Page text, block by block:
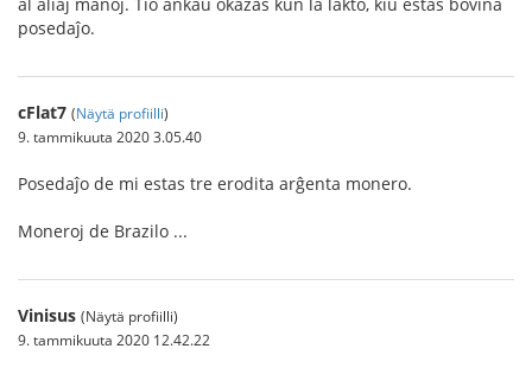
posedaĵo.
cFlat7 (Näytä profiilli)
9. tammikuuta 2020 3.05.40
Posedaĵo de mi estas tre erodita arĝenta monero.
Moneroj de Brazilo ...
Vinisus (Näytä profiilli)
9. tammikuuta 2020 12.42.22